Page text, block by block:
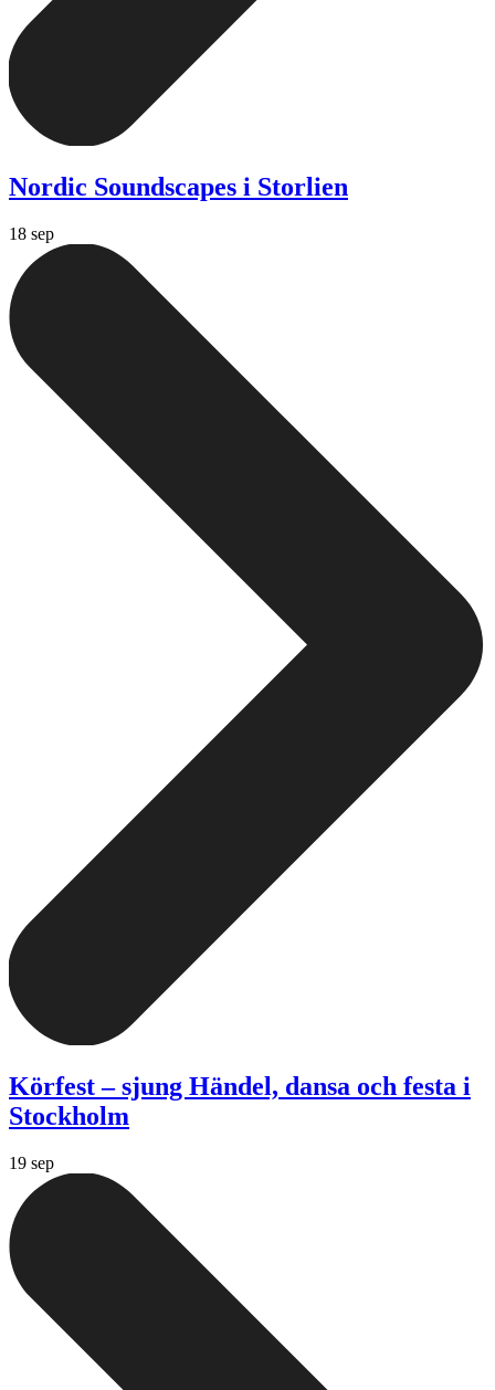
Nordic Soundscapes i Storlien
18 sep
Körfest – sjung Händel, dansa och festa i
Stockholm
19 sep